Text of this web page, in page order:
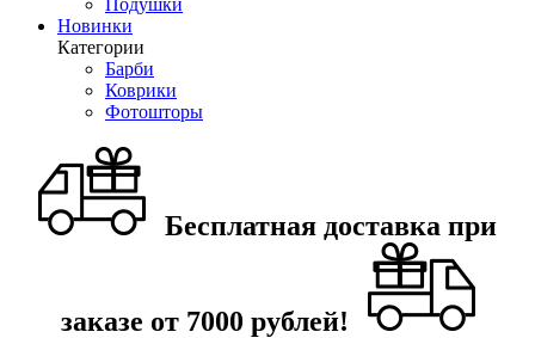
Подушки
Новинки
Категории
Барби
Коврики
Фотошторы
Бесплатная доставка при
заказе от 7000 рублей!